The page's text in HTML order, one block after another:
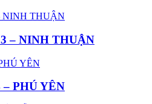
– NINH THUẬN
PHÚ YÊN